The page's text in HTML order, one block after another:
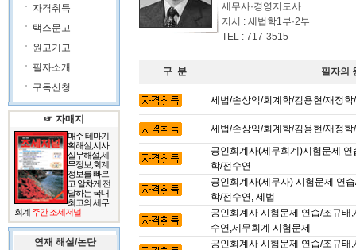
자격취득
택스문고
원고기고
필자소개
구독신청
☞ 자매지
매주 테마기
획해설,시사
실무해설,세
무정보,회계
정보를 빠르
고 알차게 전
달하는 국내
최고의 세무
회계주간 조세저널
연재 해설/논단
세무사·경영지도사
저서 : 세법학1부·2부
TEL : 717-3515
구 분 필자의
세법/손상익/회계학/김용현/재정
세법/손상익/회계학/김용현/재정
공인회계사(세무회계)시험문제
학/전수연
공인회계사(세무사) 시험문제 연
학/전수연, 세법
공인회계사 시험문제 연습/조규
수연,세무회계 시험문제
공인회계사 시험문제 연습/조규